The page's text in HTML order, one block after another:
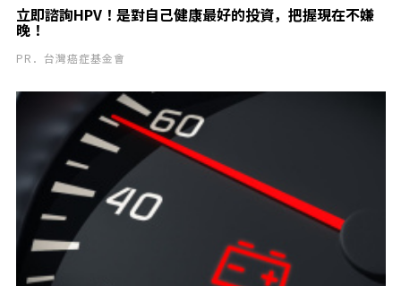
立即諮詢HPV！是對自己健康最好的投資，把握現在不嫌
晚！
PR．台灣癌症基金會